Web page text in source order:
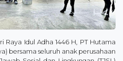
Raya Idul Adha 1446 H, PT Hutama
bersama seluruh anak perusahaan